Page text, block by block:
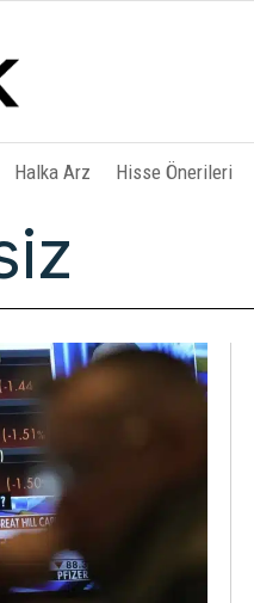
Halka Arz Hisse Önerileri